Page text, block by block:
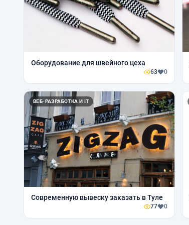
Оборудование для швейного цеха
63 0
ВЕБ-РАЗРАБОТКА И IT
Современную вывеску заказать в Туле
77 0